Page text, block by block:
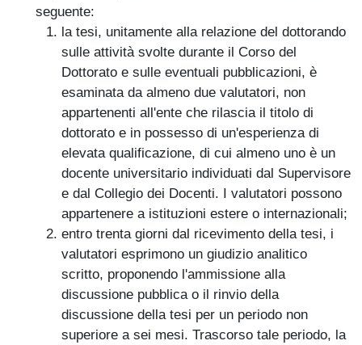
seguente:
la tesi, unitamente alla relazione del dottorando
sulle attività svolte durante il Corso del
Dottorato e sulle eventuali pubblicazioni, è
esaminata da almeno due valutatori, non
appartenenti all'ente che rilascia il titolo di
dottorato e in possesso di un'esperienza di
elevata qualificazione, di cui almeno uno è un
docente universitario individuati dal Supervisore
e dal Collegio dei Docenti. I valutatori possono
appartenere a istituzioni estere o internazionali;
entro trenta giorni dal ricevimento della tesi, i
valutatori esprimono un giudizio analitico
scritto, proponendo l'ammissione alla
discussione pubblica o il rinvio della
discussione della tesi per un periodo non
superiore a sei mesi. Trascorso tale periodo, la